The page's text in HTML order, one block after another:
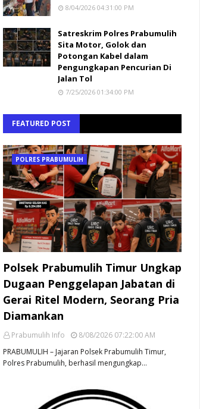
8/04/2026 04:31:00 PM
Satreskrim Polres Prabumulih
Sita Motor, Golok dan
Potongan Kabel dalam
Pengungkapan Pencurian Di
Jalan Tol
7/25/2026 01:34:00 PM
FEATURED POST
POLRES PRABUMULIH
Polsek Prabumulih Timur Ungkap
Dugaan Penggelapan Jabatan di
Gerai Ritel Modern, Seorang Pria
Diamankan
Prabumulih Info
8/08/2026 07:22:00 AM
PRABUMULIH – Jajaran Polsek Prabumulih Timur,
Polres Prabumulih, berhasil mengungkap…